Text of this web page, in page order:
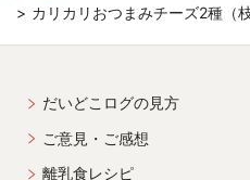
カリカリおつまみチーズ2種（
だいどこログの見方
ご意見・ご感想
離乳食レシピ